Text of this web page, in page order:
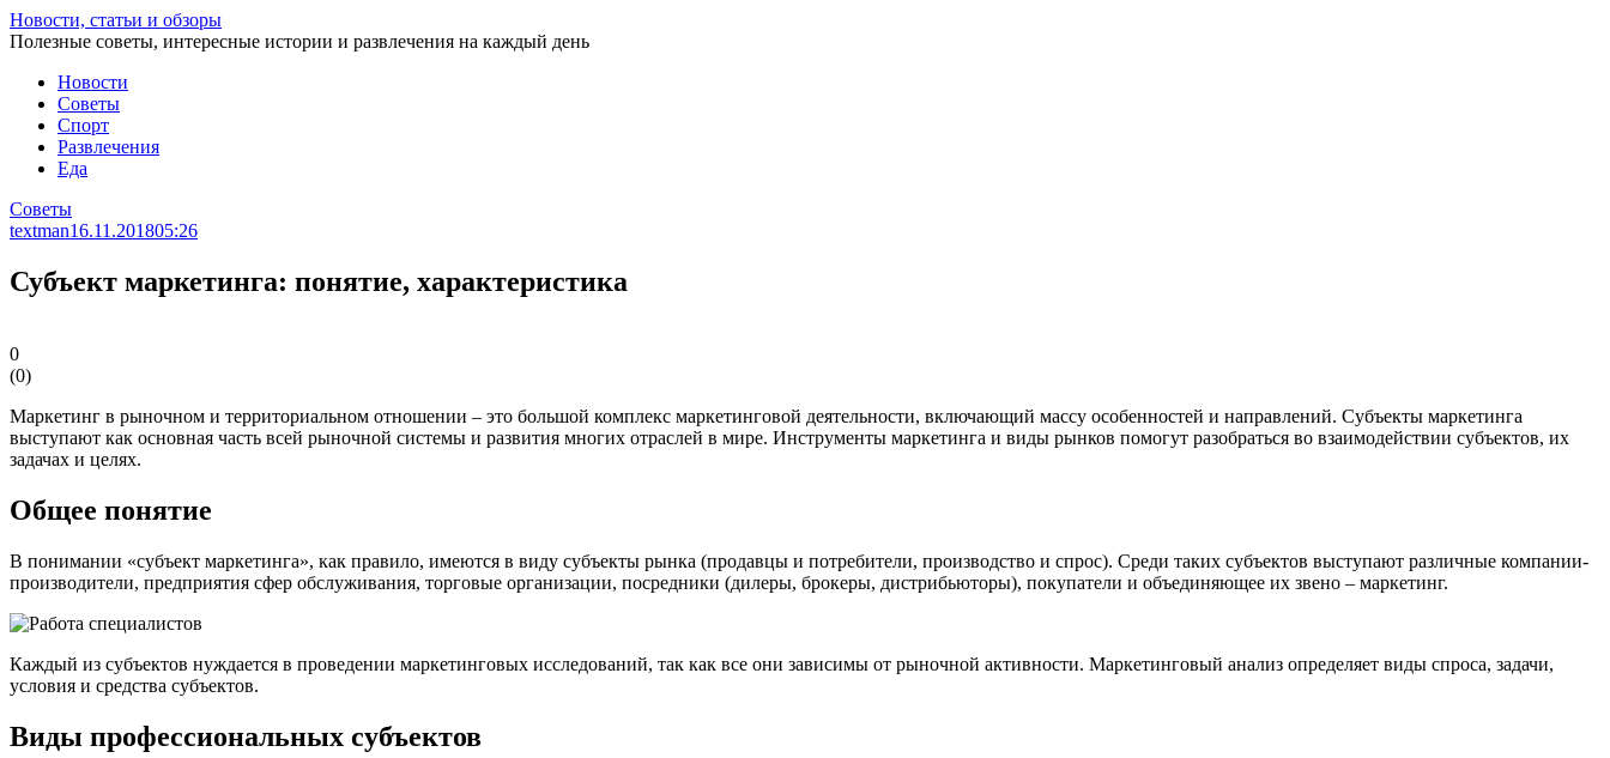
Перейти
к
Новости, статьи и обзоры
Полезные советы, интересные истории и развлечения на каждый день
Новости
Советы
Спорт
Развлечения
Еда
Советы
textman16.11.201805:26
Субъект маркетинга: понятие, характеристика
0
(0)
Маркетинг в рыночном и территориальном отношении – это большой комплекс маркетинговой деятельности, включающий массу особенностей и направлений. Субъекты маркетинга
выступают как основная часть всей рыночной системы и развития многих отраслей в мире. Инструменты маркетинга и виды рынков помогут разобраться во взаимодействии субъектов, их
задачах и целях.
Общее понятие
В понимании «субъект маркетинга», как правило, имеются в виду субъекты рынка (продавцы и потребители, производство и спрос). Среди таких субъектов выступают различные компании-
производители, предприятия сфер обслуживания, торговые организации, посредники (дилеры, брокеры, дистрибьюторы), покупатели и объединяющее их звено – маркетинг.
Каждый из субъектов нуждается в проведении маркетинговых исследований, так как все они зависимы от рыночной активности. Маркетинговый анализ определяет виды спроса, задачи,
условия и средства субъектов.
Виды профессиональных субъектов